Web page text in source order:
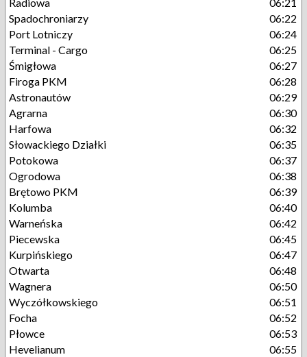
Spadochroniarzy
06:22
Port Lotniczy
06:24
Terminal - Cargo
06:25
Śmigłowa
06:27
Firoga PKM
06:28
Astronautów
06:29
Agrarna
06:30
Harfowa
06:32
Słowackiego Działki
06:35
Potokowa
06:37
Ogrodowa
06:38
Brętowo PKM
06:39
Kolumba
06:40
Warneńska
06:42
Piecewska
06:45
Kurpińskiego
06:47
Otwarta
06:48
Wagnera
06:50
Wyczółkowskiego
06:51
Focha
06:52
Płowce
06:53
Hevelianum
06:55